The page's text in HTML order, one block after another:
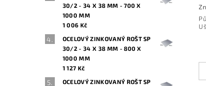
30/2 - 34 X 38 MM - 700 X
1000 MM
1 006 Kč
OCELOVÝ ZINKOVANÝ ROŠT SP
30/2 - 34 X 38 MM - 800 X
1000 MM
1 127 Kč
OCELOVÝ ZINKOVANÝ ROŠT SP